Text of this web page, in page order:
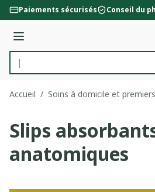
Aller au contenu
Paiements sécurisés Conseil du
Menu
Rechercher
Accueil / Soins à domicile et
Slips
anatomiques